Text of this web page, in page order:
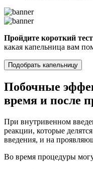
Пройдите короткий
какая капельница вам
Подобрать капельницу
Побочные
время и после
При внутривенном
реакции, которые
введения, и на
Во время процедуры